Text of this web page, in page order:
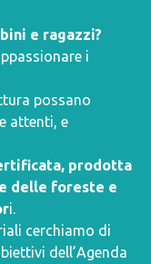
e ragazzi?
i
possano
attenti, e
prodotta
delle foreste e
i.
cerchiamo di
dell’Agenda